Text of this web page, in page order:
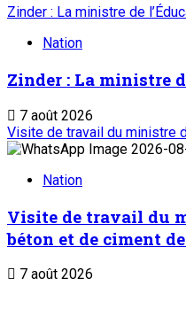
Zinder : La ministre de
Nation
Zinder : La ministre
7 août 2026
Visite de travail du ministre
Nation
Visite de travail du
béton et de ciment
7 août 2026